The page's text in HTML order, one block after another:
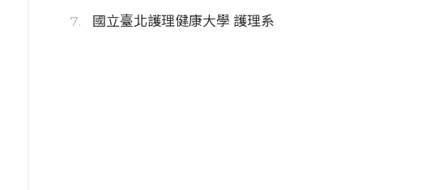
國立臺北護理健康大學 護理系